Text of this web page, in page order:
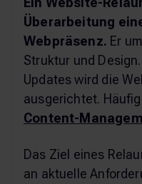
Überarbeitung
Webpräsenz. Er
Struktur und
Updates wird die
ausgerichtet.
Content-
Das Ziel eines
an aktuelle